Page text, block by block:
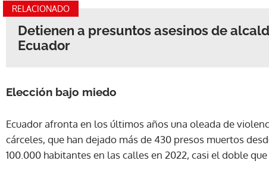
RELACIONADO
Detienen a presuntos asesinos de
Ecuador
Elección bajo miedo
Ecuador afronta en los últimos años una oleada de
cárceles, que han dejado más de 430 presos muertos
100.000 habitantes en las calles en 2022, casi el doble